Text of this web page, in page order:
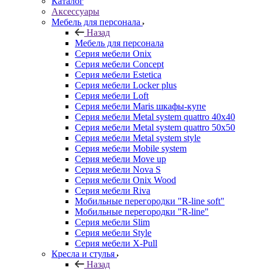
Аксессуары
Мебель для персонала
Назад
Мебель для персонала
Серия мебели Onix
Серия мебели Concept
Серия мебели Estetica
Серия мебели Locker plus
Серия мебели Loft
Серия мебели Maris шкафы-купе
Серия мебели Metal system quattro 40x40
Серия мебели Metal system quattro 50x50
Серия мебели Metal system style
Серия мебели Mobile system
Серия мебели Move up
Серия мебели Nova S
Серия мебели Onix Wood
Серия мебели Riva
Мобильные перегородки "R-line soft"
Мобильные перегородки "R-line"
Серия мебели Slim
Серия мебели Style
Серия мебели X-Pull
Кресла и стулья
Назад